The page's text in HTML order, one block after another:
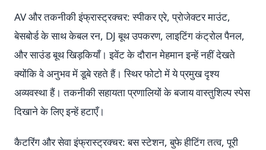
AV और तकनीकी इंफ्रास्ट्रक्चर: स्पीकर एरे, प्रोजेक्टर माउंट,
बेसबोर्ड के साथ केबल रन, DJ बूथ उपकरण, लाइटिंग कंट्रोल पैनल,
और साउंड बूथ खिड़कियाँ। इवेंट के दौरान मेहमान इन्हें नहीं देखते
क्योंकि वे अनुभव में डूबे रहते हैं। स्थिर फोटो में ये प्रमुख दृश्य
अव्यवस्था हैं। तकनीकी सहायता प्रणालियों के बजाय वास्तुशिल्प स्पेस
दिखाने के लिए इन्हें हटाएँ।
कैटरिंग और सेवा इंफ्रास्ट्रक्चर: बस स्टेशन, बुफे हीटिंग तत्व, पूरी